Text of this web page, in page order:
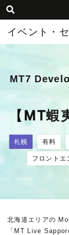
イベント・
MT7
【MT
札幌 有料
フロントエ
北海道エリアの
「MT Live